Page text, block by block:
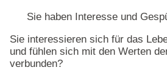
Sie haben Interesse und
Sie interessieren sich für das
und fühlen sich mit den Werten
verbunden?